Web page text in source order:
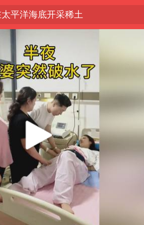
平洋海底开采稀土
150.80元/股
10万获刑1年
身家有望超200亿元
箱上涨近百元
立古巴工作组
球
妆容引争议 本人回应
止未经同意的电话营销
的其实是“媒姨”
车辆损坏”不实